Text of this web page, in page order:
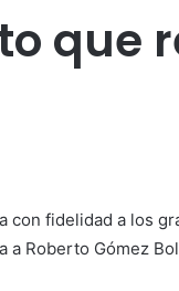
que
con fidelidad a los
a Roberto Gómez